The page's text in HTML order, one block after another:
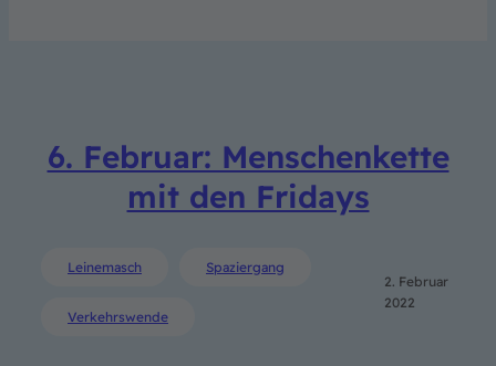
6. Februar: Menschenkette
mit den Fridays
Leinemasch Spaziergang
Verkehrswende
2. Februar
2022